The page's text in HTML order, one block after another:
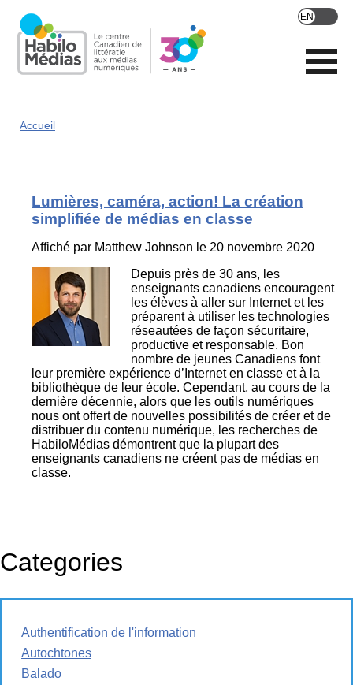
main
content
Accueil
Lumières, caméra, action! La création
simplifiée de médias en classe
Affiché par Matthew Johnson le 20 novembre 2020
Depuis près de 30 ans, les
enseignants canadiens encouragent
les élèves à aller sur Internet et les
préparent à utiliser les technologies
réseautées de façon sécuritaire,
productive et responsable. Bon
nombre de jeunes Canadiens font
leur première expérience d’Internet en classe et à la
bibliothèque de leur école. Cependant, au cours de la
dernière décennie, alors que les outils numériques
nous ont offert de nouvelles possibilités de créer et de
distribuer du contenu numérique, les recherches de
HabiloMédias démontrent que la plupart des
enseignants canadiens ne créent pas de médias en
classe.
Categories
Authentification de l'information
Autochtones
Balado